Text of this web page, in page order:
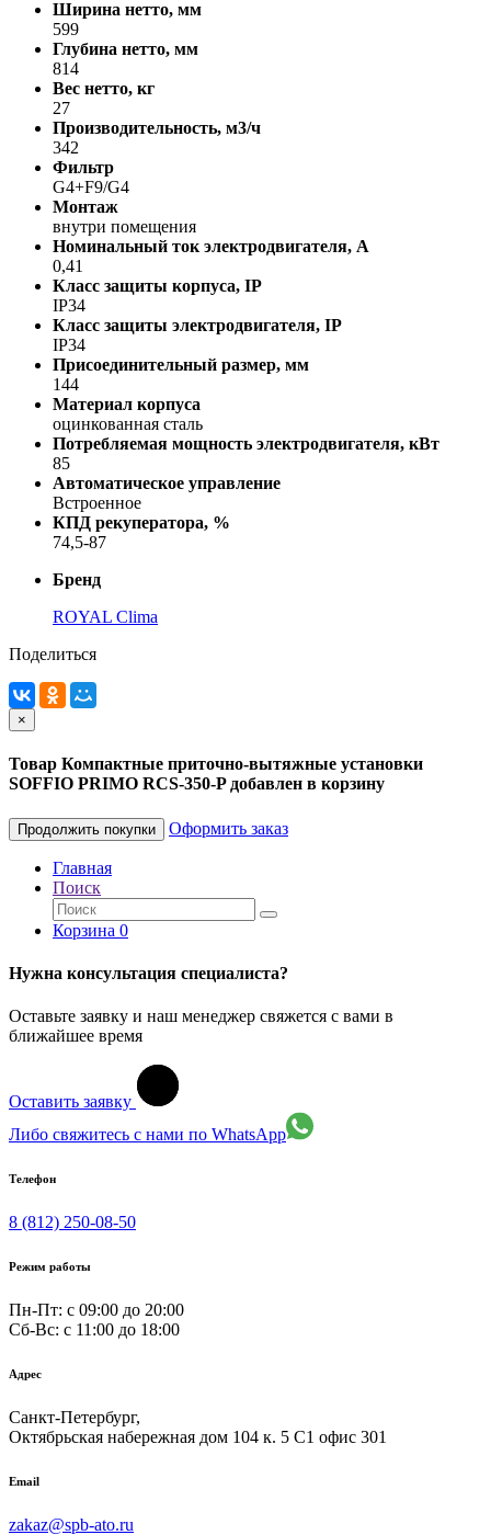
Ширина нетто, мм
599
Глубина нетто, мм
814
Вес нетто, кг
27
Производительность, м3/ч
342
Фильтр
G4+F9/G4
Монтаж
внутри помещения
Номинальный ток электродвигателя, А
0,41
Класс защиты корпуса, IP
IP34
Класс защиты электродвигателя, IP
IP34
Присоединительный размер, мм
144
Материал корпуса
оцинкованная сталь
Потребляемая мощность электродвигателя, кВт
85
Автоматическое управление
Встроенное
КПД рекуператора, %
74,5-87
Бренд
ROYAL Clima
Поделиться
×
Товар Компактные приточно-вытяжные установки
SOFFIO PRIMO RCS-350-P добавлен в корзину
Продолжить покупки Оформить заказ
Главная
Поиск
Корзина 0
Нужна консультация специалиста?
Оставьте заявку и наш менеджер свяжется с вами в
ближайшее время
Оставить заявку
Либо свяжитесь с нами по WhatsApp
Телефон
8 (812) 250-08-50
Режим работы
Пн-Пт: с 09:00 до 20:00
Сб-Вс: c 11:00 до 18:00
Адрес
Санкт-Петербург,
Октябрьская набережная дом 104 к. 5 С1 офис 301
Email
zakaz@spb-ato.ru